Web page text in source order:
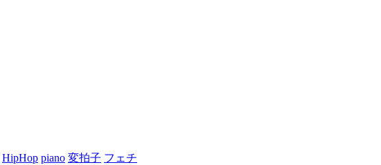
HipHop piano 変拍子 フェチ